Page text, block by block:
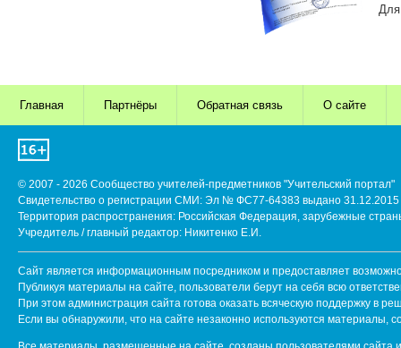
Для
Главная Партнёры Обратная связь О сайте
© 2007 - 2026 Сообщество учителей-предметников "Учительский портал"
Свидетельство о регистрации СМИ: Эл № ФС77-64383 выдано 31.12.2015
Территория распространения: Российская Федерация, зарубежные
Учредитель / главный редактор: Никитенко Е.И.
Сайт является информационным посредником и предоставляет
Публикуя материалы на сайте, пользователи берут на себя всю
При этом администрация сайта готова оказать всяческую поддержку в
Если вы обнаружили, что на сайте незаконно используются